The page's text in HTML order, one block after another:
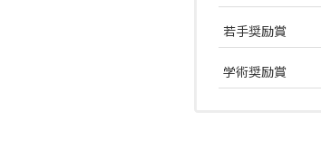
若手奨励賞
学術奨励賞